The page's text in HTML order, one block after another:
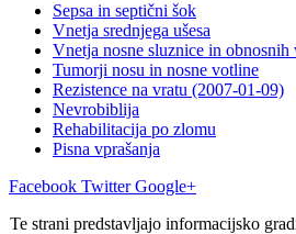
Sepsa in septični šok
Vnetja srednjega ušesa
Vnetja nosne sluznice in obnosnih
Tumorji nosu in nosne votline
Rezistence na vratu (2007-01-09)
Nevrobiblija
Rehabilitacija po zlomu
Pisna vprašanja
Facebook Twitter Google+
Te strani predstavljajo informacijsko